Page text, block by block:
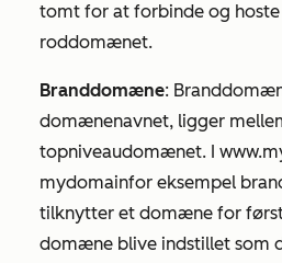
tomt for at forbinde og
roddomænet.
Branddomæne:
domænenavnet, ligger
topniveaudomænet. I
mydomainfor eksempel
tilknytter et domæne for
domæne blive indstillet som